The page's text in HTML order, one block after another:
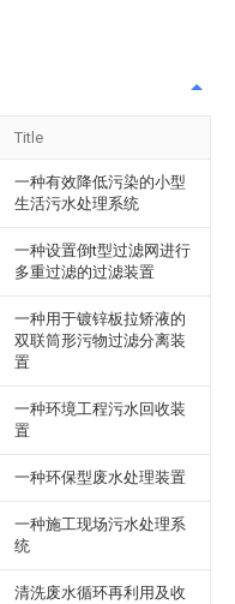
Title
一种有效降低污染的小型
生活污水处理系统
一种设置倒t型过滤网进行
多重过滤的过滤装置
一种用于镀锌板拉矫液的
双联筒形污物过滤分离装
置
一种环境工程污水回收装
置
一种环保型废水处理装置
一种施工现场污水处理系
统
清洗废水循环再利用及收